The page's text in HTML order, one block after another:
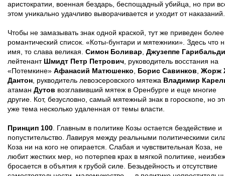
аристократии, военная бездарь, беспощадный убийца, но при
этом уникально удачливо выворачивается и уходит от наказаний.
Чтобы не замазывать знак одной краской, тут же приведен более
романтический список. «Коты-бунтари и мятежники». Здесь что
имя, то слава великая. Симон Боливар, Джузеппе Гарибальди
лейтенант Шмидт Петр Петрович, руководитель восстания на
«Потемкине» Афанасий Матюшенко, Борис Савинков, Жорж
Дантон, рукводитель левоэсеровского мятежа Владимир
атаман Дутов возглавивший мятеж в Оренбурге и еще многие
другие. Кот, безусловно, самый мятежный знак в гороскопе, но
уже тема несколько удаленная от темы власти.
Принцип 100. Главным в политике Козы остается бездействие и
попустительство. Лавируя между реальными политическими
Коза ни на кого не опирается. Слабая и чувствительная Коза, не
любит жестких мер, но потерпев крах в мягкой политике,
бросается в объятия к грубой силе. Безыдейность и отсутствие